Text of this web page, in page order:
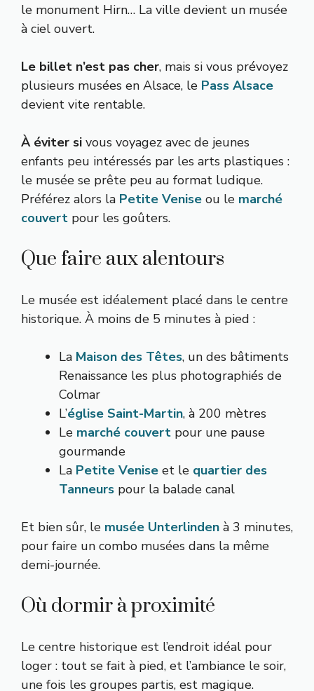
le monument Hirn… La ville devient un musée
à ciel ouvert.
Le billet n’est pas cher, mais si vous prévoyez
plusieurs musées en Alsace, le Pass Alsace
devient vite rentable.
À éviter si vous voyagez avec de jeunes
enfants peu intéressés par les arts plastiques :
le musée se prête peu au format ludique.
Préférez alors la Petite Venise ou le marché
couvert pour les goûters.
Que faire aux alentours
Le musée est idéalement placé dans le centre
historique. À moins de 5 minutes à pied :
La Maison des Têtes, un des bâtiments
Renaissance les plus photographiés de
Colmar
L’église Saint-Martin, à 200 mètres
Le marché couvert pour une pause
gourmande
La Petite Venise et le quartier des
Tanneurs pour la balade canal
Et bien sûr, le musée Unterlinden à 3 minutes,
pour faire un combo musées dans la même
demi-journée.
Où dormir à proximité
Le centre historique est l’endroit idéal pour
loger : tout se fait à pied, et l’ambiance le soir,
une fois les groupes partis, est magique.